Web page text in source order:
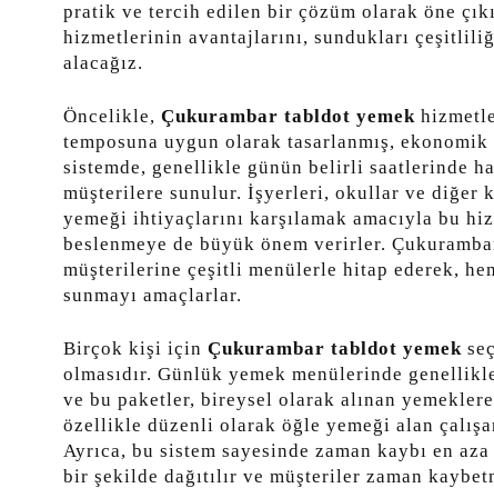
pratik ve tercih edilen bir çözüm olarak öne
hizmetlerinin avantajlarını, sundukları
alacağız.
Öncelikle, Çukurambar tabldot yemek
temposuna uygun olarak tasarlanmış,
sistemde, genellikle günün belirli saatlerinde
müşterilere sunulur. İşyerleri, okullar ve diğer
yemeği ihtiyaçlarını karşılamak amacıyla bu
beslenmeye de büyük önem verirler.
müşterilerine çeşitli menülerle hitap ederek,
sunmayı amaçlarlar.
Birçok kişi için Çukurambar tabldot yemek
olmasıdır. Günlük yemek menülerinde
ve bu paketler, bireysel olarak alınan
özellikle düzenli olarak öğle yemeği alan
Ayrıca, bu sistem sayesinde zaman kaybı en
bir şekilde dağıtılır ve müşteriler zaman